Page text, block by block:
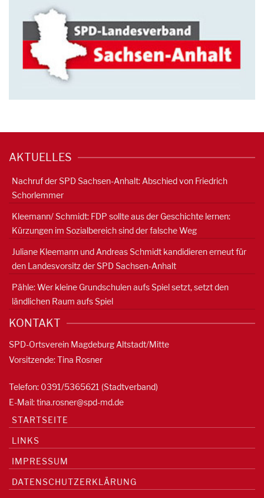
AKTUELLES
Nachruf der SPD Sachsen-Anhalt: Abschied von Friedrich
Schorlemmer
Kleemann/ Schmidt: FDP sollte aus der Geschichte lernen:
Kürzungen im Sozialbereich sind der falsche Weg
Juliane Kleemann und Andreas Schmidt kandidieren erneut für
den Landesvorsitz der SPD Sachsen-Anhalt
Pähle: Wer kleine Grundschulen aufs Spiel setzt, setzt den
ländlichen Raum aufs Spiel
KONTAKT
SPD-Ortsverein Magdeburg Altstadt/Mitte
Vorsitzende: Tina Rosner
Telefon: 0391/5365621 (Stadtverband)
E-Mail:tina.rosner@spd-md.de
STARTSEITE
LINKS
IMPRESSUM
DATENSCHUTZERKLÄRUNG